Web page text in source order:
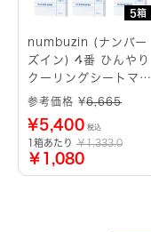
5箱
numbuzin (ナンバー
ズイン) 4番 ひんやり
クーリングシートマス
ク
参考価格 ¥6,665
¥5,400 税込
1箱あたり ￥1,333.0
￥1,080